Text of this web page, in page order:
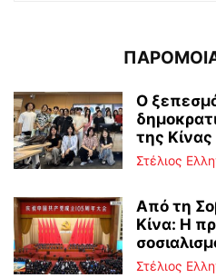
Ο
της Κίνας
Στέλιος
Από τη
Κίνα: Η
Στέλιος